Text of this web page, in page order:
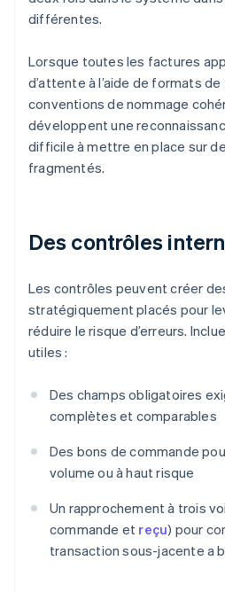
différentes.
Lorsque toutes les factures
d’attente à l’aide de formats
conventions de nommage
développent une
difficile à mettre en place sur
fragmentés.
Des contrôles
Les contrôles peuvent créer
stratégiquement placés pour
réduire le risque d’erreurs.
utiles :
Des champs obligatoires
complètes et comparables
Des bons de commande
volume ou à haut risque
Un rapprochement à trois
commande et reçu) pour
transaction sous-jacente a